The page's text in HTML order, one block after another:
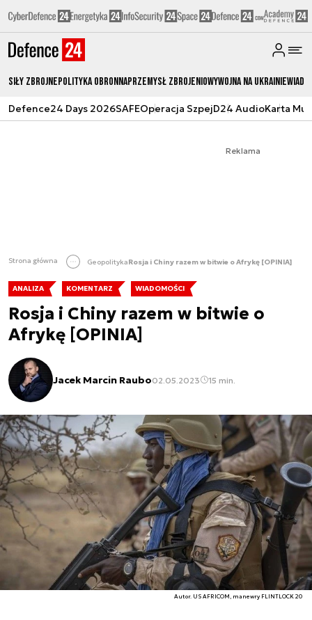
Siły zbrojnePolityka obronnaPrzemysł ZbrojeniowyWojna na Ukrainie
Defence24 Days 2026SAFEOperacja SzpejD24 AudioKarta
Reklama
Strona główna GeopolitykaRosja i Chiny razem w bitwie o Afrykę [OPINIA]
ANALIZA KOMENTARZ WIADOMOŚCI
Rosja i Chiny razem w bitwie o
Afrykę [OPINIA]
Jacek Marcin Raubo02.05.2023 15 min.
Autor. US AFRICOM, manewry FLINTLOCK 20